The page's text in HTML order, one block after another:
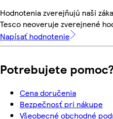
Hodnotenia zverejňujú naši
Tesco neoveruje zverejnené
Napísať hodnotenie
Potrebujete pomoc?
Cena doručenia
Bezpečnosť pri nákupe
Všeobecné obchodné